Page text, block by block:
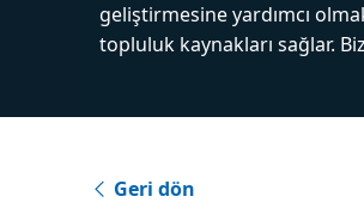
geliştirmesine yardımcı
topluluk kaynakları sağlar.
Geri dön